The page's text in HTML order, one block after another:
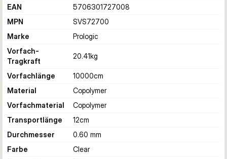
EAN
5706301727008
MPN
SVS72700
Marke
Prologic
Vorfach-
Tragkraft
20.41kg
Vorfachlänge 10000cm
Material
Copolymer
Vorfachmaterial
Copolymer
Transportlänge
12cm
Durchmesser
0.60 mm
Farbe
Clear